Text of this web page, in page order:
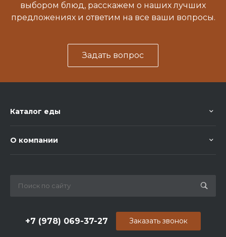
выбором блюд, расскажем о наших лучших
предложениях и ответим на все ваши вопросы.
Задать вопрос
Каталог еды
О компании
+7 (978) 069-37-27 Заказать звонок